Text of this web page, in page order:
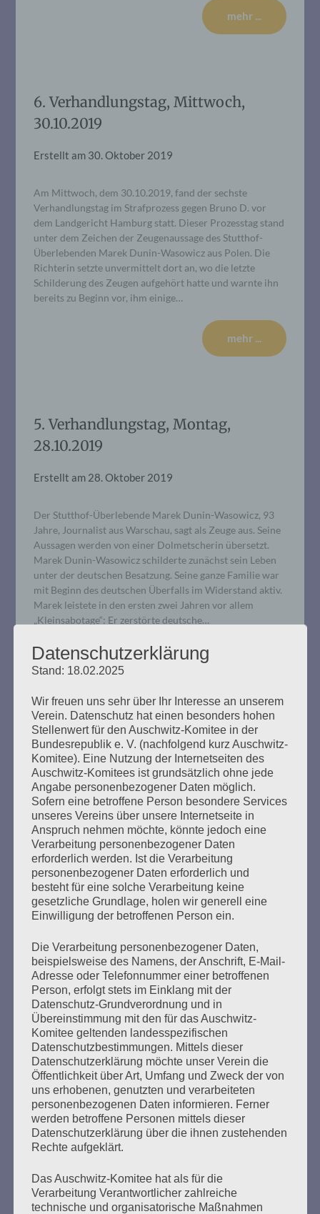
mehr ...
6. Verhandlungstag, Mittwoch,
30.10.2019
Erstellt am 30. Oktober 2019
Am Mittwoch, dem 30.10.2019, fand der sechste
Verhandlungstag im Strafprozess gegen Bruno D. vor
dem Landgericht Hamburg statt. Dieser Prozesstag stand
unter dem Zeichen der Zeugenaussage des Stutthof-
Überlebenden Marek Dunin-Wasowicz aus Polen. Die
Richterin setzte unvermittelt dort an, wo die letzte
Schilderung des Zeugen aufgehört hatte und warnte ihn
bereits zu Beginn vor, ihm einige…
mehr ...
5. Verhandlungstag, Montag,
28.10.2019
Erstellt am 28. Oktober 2019
Der Stutthof-Überlebende Marek Dunin-Wasowicz, 93
Jahre, Journalist aus Warschau, sagt als Zeuge aus. Seine
Aussagen werden von einer Dolmetscherin übersetzt.
Marek Dunin-Wasowicz schilderte zunächst sein Leben
unter der deutschen Besatzung. Seine ganze Familie war
mit Beginn des deutschen Überfalls im Widerstand aktiv.
Marek leistete in den ersten zwei Jahren vor allem
„Kleinsabotage“: Er zerstörte deutsche…
4. Verhandlungstag, Freitag,
25.10.2019
Erstellt am25. Oktober 2019
Die Richterin kündigte an, dass es dem Angeklagten
heute nicht so gut gehe. Seine Befragung hielt er gut
durch. Der Faden aus dem letzten Verhandlungstag
wurde wieder aufgenommen. Bruno D. sollte erläutern,
wie er aus Stettin in den Wachdienst im KZ Stutthof kam.
Er habe sich vorgestellt, zur Bewachung von
mehr ...
Seitennummerierung
der
Beiträge
Zurück 29
Der 8. Mai muss ein Feiertag werden. Arbeiten wir
Esther Bejarano - 3. Mai 2021
Datenschutzerklärung
Stand: 18.02.2025
Wir freuen uns sehr über Ihr Interesse an unserem
Verein. Datenschutz hat einen besonders hohen
Stellenwert für den Auschwitz-Komitee in der
Bundesrepublik e. V. (nachfolgend kurz Auschwitz-
Komitee). Eine Nutzung der Internetseiten des
Auschwitz-Komitees ist grundsätzlich ohne jede
Angabe personenbezogener Daten möglich.
Sofern eine betroffene Person besondere Services
unseres Vereins über unsere Internetseite in
Anspruch nehmen möchte, könnte jedoch eine
Verarbeitung personenbezogener Daten
erforderlich werden. Ist die Verarbeitung
personenbezogener Daten erforderlich und
besteht für eine solche Verarbeitung keine
gesetzliche Grundlage, holen wir generell eine
Einwilligung der betroffenen Person ein.
Die Verarbeitung personenbezogener Daten,
beispielsweise des Namens, der Anschrift, E-Mail-
Adresse oder Telefonnummer einer betroffenen
Person, erfolgt stets im Einklang mit der
Datenschutz-Grundverordnung und in
Übereinstimmung mit den für das Auschwitz-
Komitee geltenden landesspezifischen
Datenschutzbestimmungen. Mittels dieser
Datenschutzerklärung möchte unser Verein die
Öffentlichkeit über Art, Umfang und Zweck der von
uns erhobenen, genutzten und verarbeiteten
personenbezogenen Daten informieren. Ferner
werden betroffene Personen mittels dieser
Datenschutzerklärung über die ihnen zustehenden
Rechte aufgeklärt.
Das Auschwitz-Komitee hat als für die
Verarbeitung Verantwortlicher zahlreiche
technische und organisatorische Maßnahmen